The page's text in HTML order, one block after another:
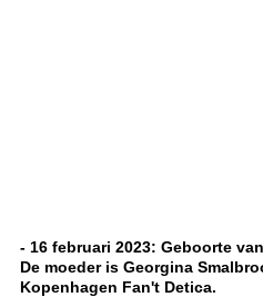
- 16 februari 2023: Geboorte
De moeder is Georgina
Kopenhagen Fan't Detica.